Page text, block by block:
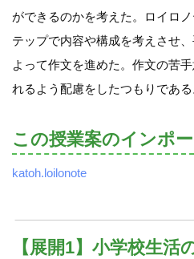
ができるのかを考えた。ロイロ
テップで内容や構成を考えさせ
よって作文を進めた。作文の苦
れるよう配慮をしたつもりである
この授業案のインポ
katoh.loilonote
【展開1】小学校生活